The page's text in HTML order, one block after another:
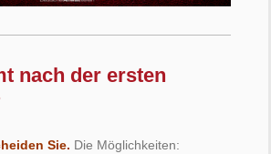
nach der ersten
Sie. Die Möglichkeiten: